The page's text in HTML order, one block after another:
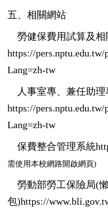
五、 相關網站
勞健保費用試算及相
https://pers.nptu.edu.tw/
Lang=zh-tw
人事室專、兼任助理
https://pers.nptu.edu.tw/
Lang=zh-tw
保費整合管理系統
需使用本校網路開啟網頁)
勞動部勞工保險局(
包)https://